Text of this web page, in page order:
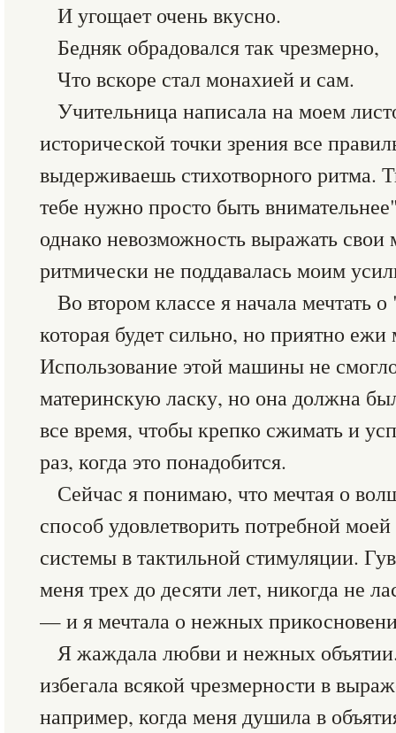
И угощает очень вкусно.
Бедняк обрадовался так чрезмерно,
Что вскоре стал монахией и сам.
Учительница написала на моем
исторической точки зрения все
выдерживаешь стихотворного ритма.
тебе нужно просто быть
однако невозможность выражать свои
ритмически не поддавалась моим
Во втором классе я начала мечтать
которая будет сильно, но приятно ежи
Использование этой машины не
материнскую ласку, но она должна
все время, чтобы крепко сжимать и
раз, когда это понадобится.
Сейчас я понимаю, что мечтая о
способ удовлетворить потребной
системы в тактильной стимуляции.
меня трех до десяти лет, никогда не
— и я мечтала о нежных
Я жаждала любви и нежных
избегала всякой чрезмерности в
например, когда меня душила в